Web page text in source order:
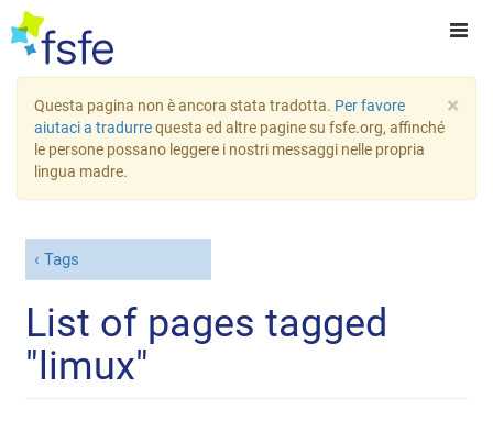
×
Questa pagina non è ancora stata tradotta. Per favore
aiutaci a tradurrequesta ed altre pagine su fsfe.org, affinché
le persone possano leggere i nostri messaggi nelle propria
lingua madre.
Tags
List of pages tagged
"limux"